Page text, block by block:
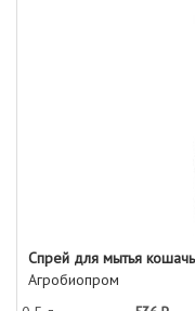
Спрей для мытья
Агробиопром